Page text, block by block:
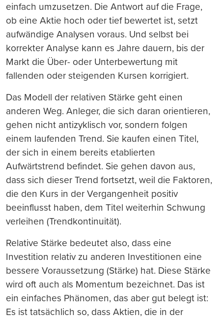
einfach umzusetzen. Die Antwort auf die Frage,
ob eine Aktie hoch oder tief bewertet ist, setzt
aufwändige Analysen voraus. Und selbst bei
korrekter Analyse kann es Jahre dauern, bis der
Markt die Über- oder Unterbewertung mit
fallenden oder steigenden Kursen korrigiert.
Das Modell der relativen Stärke geht einen
anderen Weg. Anleger, die sich daran orientieren,
gehen nicht antizyklisch vor, sondern folgen
einem laufenden Trend. Sie kaufen einen Titel,
der sich in einem bereits etablierten
Aufwärtstrend befindet. Sie gehen davon aus,
dass sich dieser Trend fortsetzt, weil die Faktoren,
die den Kurs in der Vergangenheit positiv
beeinflusst haben, dem Titel weiterhin Schwung
verleihen (Trendkontinuität).
Relative Stärke bedeutet also, dass eine
Investition relativ zu anderen Investitionen eine
bessere Voraussetzung (Stärke) hat. Diese Stärke
wird oft auch als Momentum bezeichnet. Das ist
ein einfaches Phänomen, das aber gut belegt ist:
Es ist tatsächlich so, dass Aktien, die in der